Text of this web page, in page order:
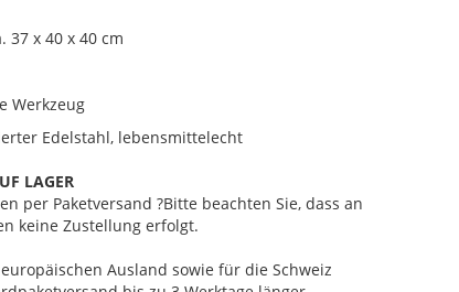
37 x 40 x 40 cm
Werkzeug
Edelstahl, lebensmittelecht
LAGER
per Paketversand ?Bitte beachten Sie, dass an
keine Zustellung erfolgt.
Ausland sowie für die Schweiz